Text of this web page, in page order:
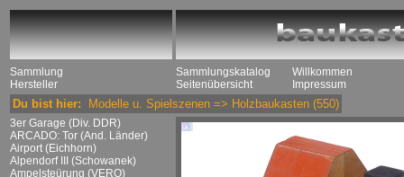
Sammlung
Hersteller
Sammlungskatalog
Seitenübersicht
Willkommen
Impressum
Du bist hier: Modelle u. Spielszenen => Holzbaukasten (550)
3er Garage (Div. DDR)
ARCADO: Tor (And. Länder)
Airport (Eichhorn)
Alpendorf III (Schowanek)
Ampelsteürung (VERO)